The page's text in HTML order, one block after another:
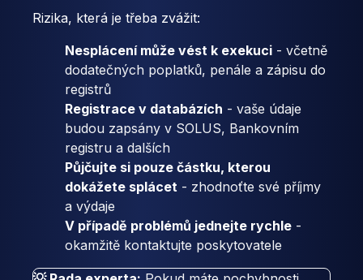
Rizika, která je třeba zvážit:
Nesplácení může vést k exekuci - včetně
dodatečných poplatků, penále a zápisu do
registrů
Registrace v databázích - vaše údaje
budou zapsány v SOLUS, Bankovním
registru a dalších
Půjčujte si pouze částku, kterou
dokážete splácet - zhodnoťte své příjmy
a výdaje
V případě problémů jednejte rychle -
okamžitě kontaktujte poskytovatele